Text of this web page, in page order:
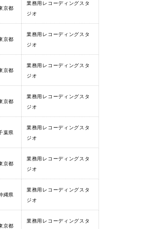
京都
業務用レコーディングスタ
ジオ
京都
業務用レコーディングスタ
ジオ
京都
業務用レコーディングスタ
ジオ
京都
業務用レコーディングスタ
ジオ
葉県
業務用レコーディングスタ
ジオ
京都
業務用レコーディングスタ
ジオ
縄県
業務用レコーディングスタ
ジオ
京都
業務用レコーディングスタ